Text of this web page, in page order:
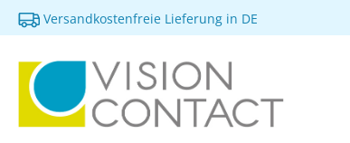
Zur Hauptnavigation springen
Versandkostenfreie Lieferung in DE